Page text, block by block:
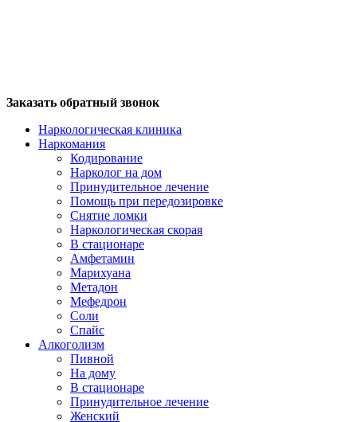
Заказать обратный звонок
Наркологическая клиника
Наркомания
Кодирование
Нарколог на дом
Принудительное лечение
Помощь при передозировке
Снятие ломки
Наркологическая скорая
В стационаре
Амфетамин
Марихуана
Метадон
Мефедрон
Соли
Спайс
Алкоголизм
Пивной
На дому
В стационаре
Принудительное лечение
Женский